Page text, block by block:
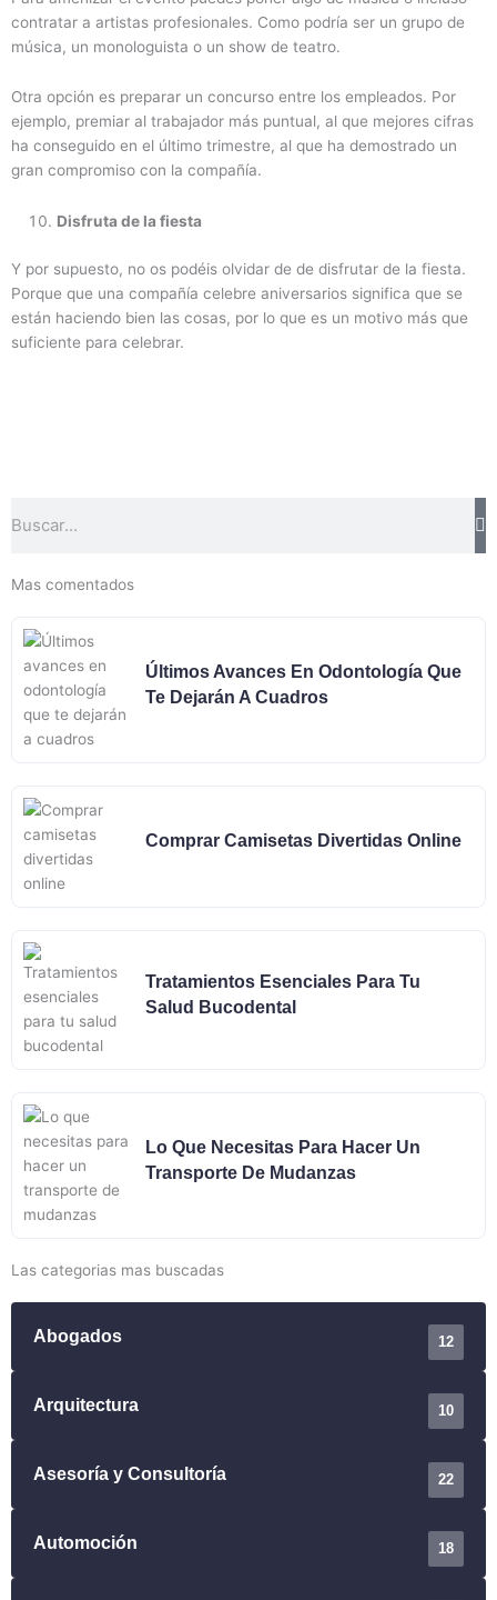
contratar a artistas profesionales. Como podría ser un grupo de
música, un monologuista o un show de teatro.
Otra opción es preparar un concurso entre los empleados. Por
ejemplo, premiar al trabajador más puntual, al que mejores cifras
ha conseguido en el último trimestre, al que ha demostrado un
gran compromiso con la compañía.
Disfruta de la fiesta
Y por supuesto, no os podéis olvidar de de disfrutar de la fiesta.
Porque que una compañía celebre aniversarios significa que se
están haciendo bien las cosas, por lo que es un motivo más que
suficiente para celebrar.
Mas comentados
Últimos Avances En Odontología Que
Te Dejarán A Cuadros
Comprar Camisetas Divertidas Online
Tratamientos Esenciales Para Tu
Salud Bucodental
Lo Que Necesitas Para Hacer Un
Transporte De Mudanzas
Las categorias mas buscadas
Abogados 12
Arquitectura 10
Asesoría y Consultoría 22
Automoción 18